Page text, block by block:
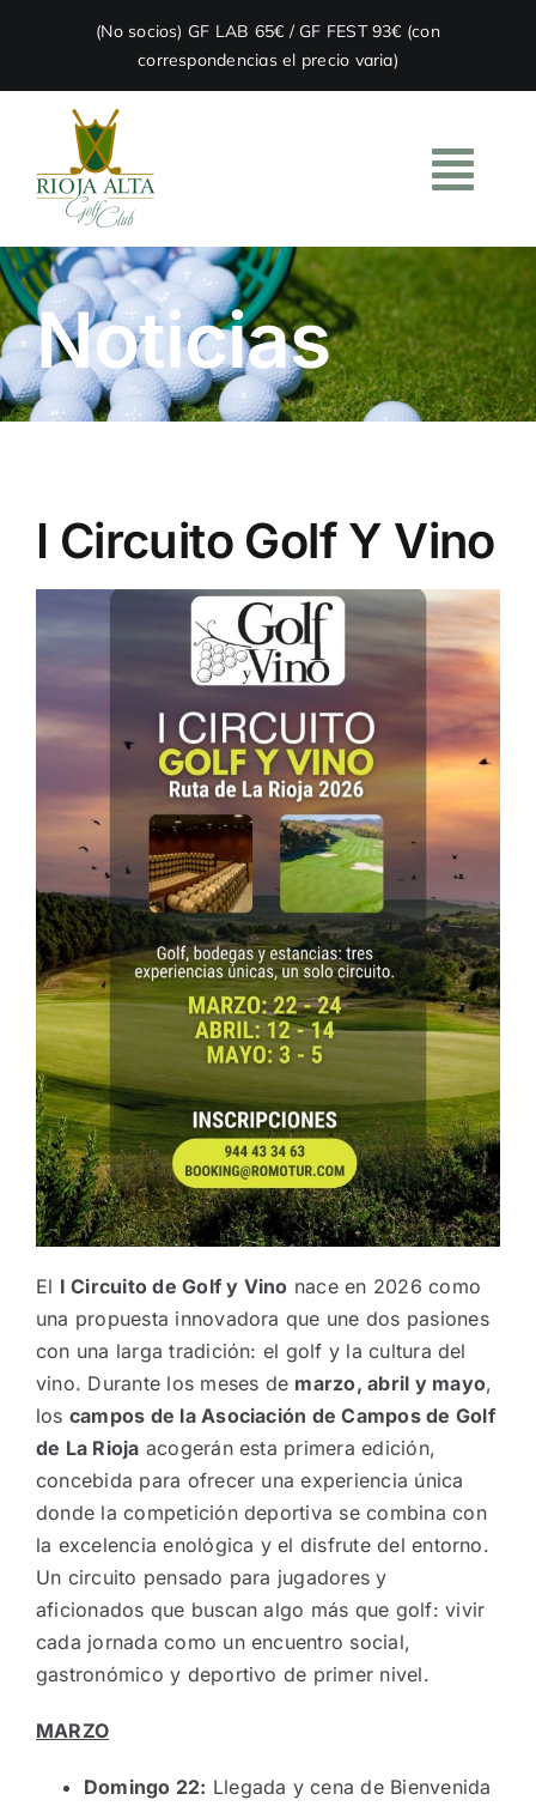
(No socios) GF LAB 65€ / GF FEST 93€ (con
correspondencias el precio varia)
HOME
EL CLUB
ACADEMIA
NOTICIAS
HAZTE SOCIO
OFERTAS
RESERVAR
Noticias
I Circuito Golf Y Vino
El I Circuito de Golf y Vino nace en 2026 como
una propuesta innovadora que une dos pasiones
con una larga tradición: el golf y la cultura del
vino. Durante los meses de marzo, abril y mayo,
los campos de la Asociación de Campos de Golf
de La Rioja acogerán esta primera edición,
concebida para ofrecer una experiencia única
donde la competición deportiva se combina con
la excelencia enológica y el disfrute del entorno.
Un circuito pensado para jugadores y
aficionados que buscan algo más que golf: vivir
cada jornada como un encuentro social,
gastronómico y deportivo de primer nivel.
MARZO
Domingo 22: Llegada y cena de Bienvenida